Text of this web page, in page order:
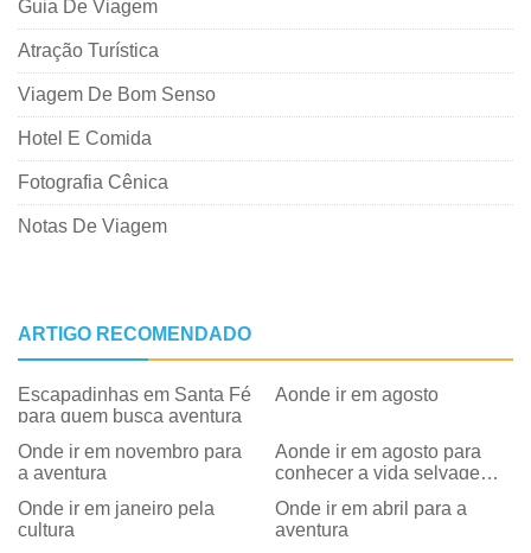
Guia De Viagem
Atração Turística
Viagem De Bom Senso
Hotel E Comida
Fotografia Cênica
Notas De Viagem
ARTIGO RECOMENDADO
Escapadinhas em Santa Fé
para quem busca aventura
Aonde ir em agosto
Onde ir em novembro para
a aventura
Aonde ir em agosto para
conhecer a vida selvagem e
Onde ir em janeiro pela
cultura
Onde ir em abril para a
aventura